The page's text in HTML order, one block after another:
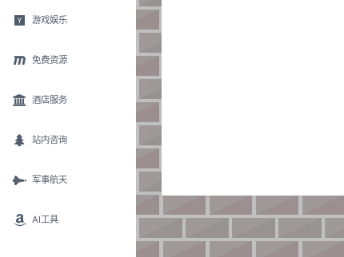
游戏娱乐
免费资源
酒店服务
站内咨询
军事航天
AI工具